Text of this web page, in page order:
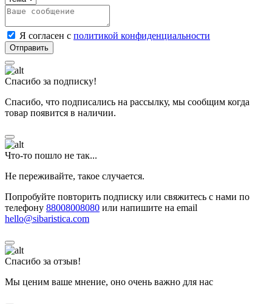
Я согласен с политикой конфиденциальности
Спасибо за подписку!
Спасибо, что подписались на рассылку, мы сообщим когда
товар появится в наличии.
Что-то пошло не так...
Не переживайте, такое случается.
Попробуйте повторить подписку или свяжитесь с нами по
телефону 88008008080 или напишите на email
hello@sibaristica.com
Спасибо за отзыв!
Мы ценим ваше мнение, оно очень важно для нас